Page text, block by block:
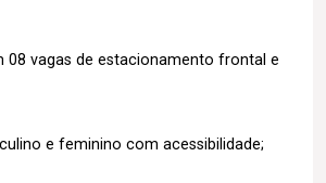
08 vagas de estacionamento frontal e
e feminino com acessibilidade;